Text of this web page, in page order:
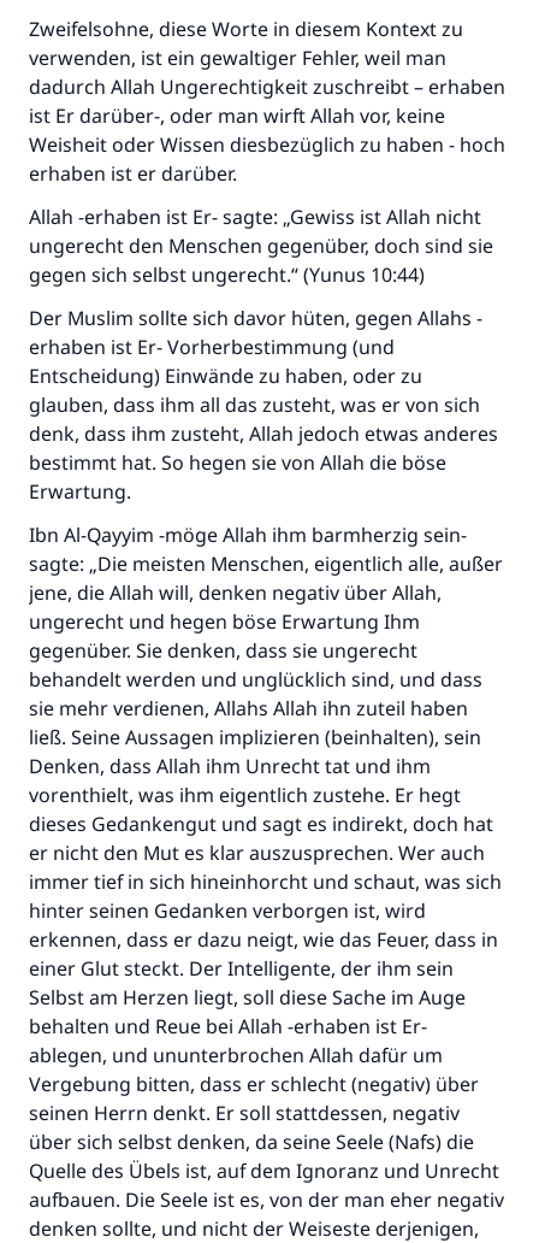
Zweifelsohne, diese Worte in diesem Kontext zu
verwenden, ist ein gewaltiger Fehler, weil man
dadurch Allah Ungerechtigkeit zuschreibt – erhaben
ist Er darüber-, oder man wirft Allah vor, keine
Weisheit oder Wissen diesbezüglich zu haben - hoch
erhaben ist er darüber.
Allah -erhaben ist Er- sagte: „Gewiss ist Allah nicht
ungerecht den Menschen gegenüber, doch sind sie
gegen sich selbst ungerecht.“ (Yunus 10:44)
Der Muslim sollte sich davor hüten, gegen Allahs -
erhaben ist Er- Vorherbestimmung (und
Entscheidung) Einwände zu haben, oder zu
glauben, dass ihm all das zusteht, was er von sich
denk, dass ihm zusteht, Allah jedoch etwas anderes
bestimmt hat. So hegen sie von Allah die böse
Erwartung.
Ibn Al-Qayyim -möge Allah ihm barmherzig sein-
sagte: „Die meisten Menschen, eigentlich alle, außer
jene, die Allah will, denken negativ über Allah,
ungerecht und hegen böse Erwartung Ihm
gegenüber. Sie denken, dass sie ungerecht
behandelt werden und unglücklich sind, und dass
sie mehr verdienen, Allahs Allah ihn zuteil haben
ließ. Seine Aussagen implizieren (beinhalten), sein
Denken, dass Allah ihm Unrecht tat und ihm
vorenthielt, was ihm eigentlich zustehe. Er hegt
dieses Gedankengut und sagt es indirekt, doch hat
er nicht den Mut es klar auszusprechen. Wer auch
immer tief in sich hineinhorcht und schaut, was sich
hinter seinen Gedanken verborgen ist, wird
erkennen, dass er dazu neigt, wie das Feuer, dass in
einer Glut steckt. Der Intelligente, der ihm sein
Selbst am Herzen liegt, soll diese Sache im Auge
behalten und Reue bei Allah -erhaben ist Er-
ablegen, und ununterbrochen Allah dafür um
Vergebung bitten, dass er schlecht (negativ) über
seinen Herrn denkt. Er soll stattdessen, negativ
über sich selbst denken, da seine Seele (Nafs) die
Quelle des Übels ist, auf dem Ignoranz und Unrecht
aufbauen. Die Seele ist es, von der man eher negativ
denken sollte, und nicht der Weiseste derjenigen,
Die Antwort Nr. 110845 rettete eine
Ehe.
Unterstütze die Arbeit von Islam Q&A
Der Prophet -Allahs Segen und Frieden auf
ihm- sagte:
"Wer zum Guten aufruft, hat den Lohn
desjenigen, der sie durchführt."
(MUSLIM 1893)
Beitrag dazu